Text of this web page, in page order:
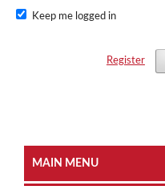
Keep me logged in
Register
MAIN MENU